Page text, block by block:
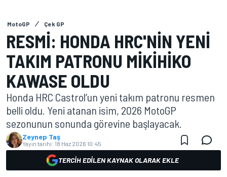
MotoGP Çek GP
RESMI: HONDA HRC'NIN YENI
TAKIM PATRONU MIKIHIKO
KAWASE OLDU
Honda HRC Castrol’un yeni takım patronu resmen
belli oldu. Yeni atanan isim, 2026 MotoGP
sezonunun sonunda görevine başlayacak.
Zeynep Taş
Yayın tarihi: 18 Haz 2026 10:45
TERCIH EDILEN KAYNAK OLARAK EKLE